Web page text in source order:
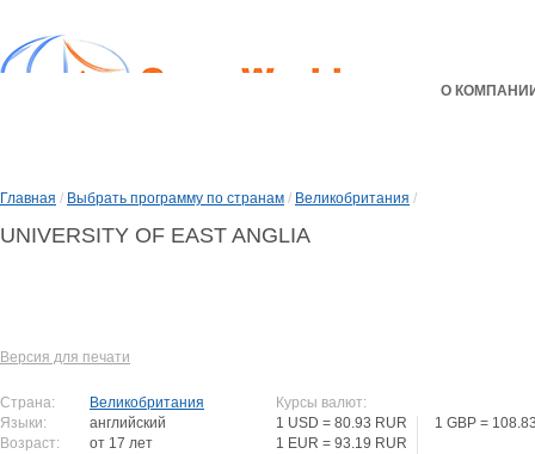
О
Главная / Выбрать программу по странам / Великобритания /
UNIVERSITY OF EAST ANGLIA
Версия для печати
Страна: Великобритания
Курсы валют:
Языки:
английский 1 USD = 80.93 RUR
1 GBP =
Возраст:
от 17 лет
1 EUR = 93.19 RUR